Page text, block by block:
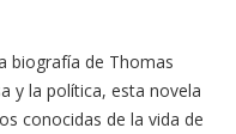
biografía de Thomas
y la política, esta novela
conocidas de la vida de